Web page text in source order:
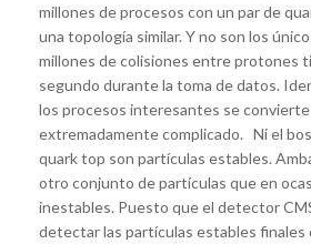
millones de procesos con un par de
una topología similar. Y no son los
millones de colisiones entre protones
segundo durante la toma de datos.
los procesos interesantes se
extremadamente complicado. Ni el
quark top son partículas estables.
otro conjunto de partículas que en
inestables. Puesto que el detector
detectar las partículas estables finales